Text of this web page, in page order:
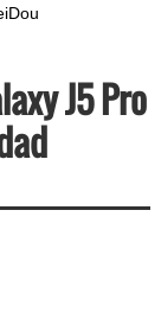
J5 Pro